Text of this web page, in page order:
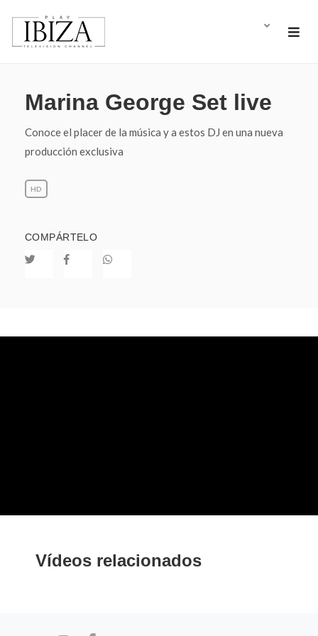
Marina George Set live
Conoce el placer de la música y a estos DJ en una nueva
producción exclusiva
HD
COMPÁRTELO
Vídeos relacionados